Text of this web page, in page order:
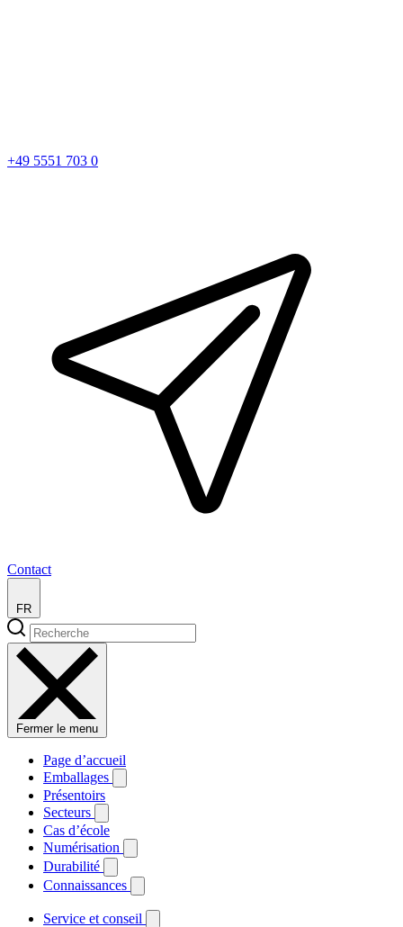
+49 5551 703 0
Contact
FR
Fermer le menu
Page d’accueil
Emballages
Présentoirs
Secteurs
Cas d’école
Numérisation
Durabilité
Connaissances
Service et conseil